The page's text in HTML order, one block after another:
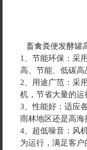
畜禽粪便发酵罐
1、节能环保：采
高、节能、低碳
2、用途广范：采
机，节省大量的
3、性能好：适应
雨林地区还是高
4、超低噪音：风
为运行，满足客